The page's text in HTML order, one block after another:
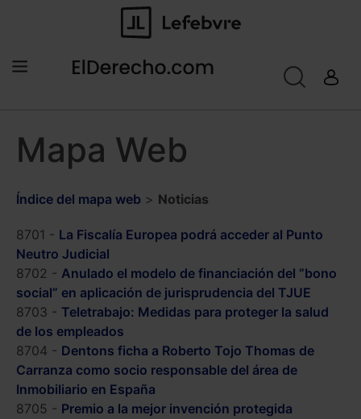
Mapa Web
Índice del mapa web > Noticias
8701 - La Fiscalía Europea podrá acceder al Punto
Neutro Judicial
8702 - Anulado el modelo de financiación del “bono
social” en aplicación de jurisprudencia del TJUE
8703 - Teletrabajo: Medidas para proteger la salud
de los empleados
8704 - Dentons ficha a Roberto Tojo Thomas de
Carranza como socio responsable del área de
Inmobiliario en España
8705 - Premio a la mejor invención protegida